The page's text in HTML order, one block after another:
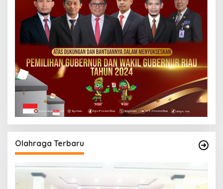
Olahraga Terbaru